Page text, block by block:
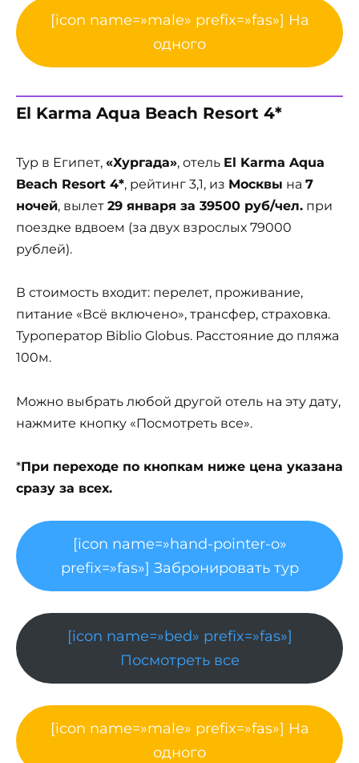
[icon name=»male» prefix=»fas»] На
одного
El Karma Aqua Beach Resort 4*
Тур в Египет, «Хургада», отель El Karma Aqua
Beach Resort 4*, рейтинг 3,1, из Москвы на 7
ночей, вылет 29 января за 39500 руб/чел. при
поездке вдвоем (за двух взрослых 79000
рублей).
В стоимость входит: перелет, проживание,
питание «Всё включено», трансфер, страховка.
Туроператор Biblio Globus. Расстояние до пляжа
100м.
Можно выбрать любой другой отель на эту дату,
нажмите кнопку «Посмотреть все».
*При переходе по кнопкам ниже цена указана
сразу за всех.
[icon name=»hand-pointer-o»
prefix=»fas»] Забронировать тур
[icon name=»bed» prefix=»fas»]
Посмотреть все
[icon name=»male» prefix=»fas»] На
одного